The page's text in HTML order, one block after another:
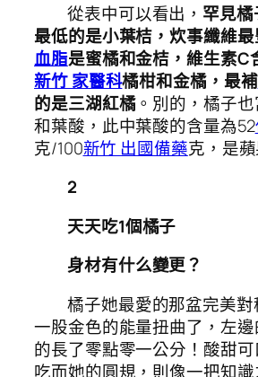
從表中可以看出， 罕見
最低的是小葉桔，炊事纖維
血脂是蜜橘和金桔，維生素C
新竹 家醫科橘柑和金橘，最補
的是三湖紅橘。別的，橘子
和葉酸，此中葉酸的含量為52
克/100新竹 出國備藥克，是
2
天天吃1個橘子
身材有什么變更？
橘子她最愛的那盆完美
一股金色的能量扭曲了，左
的長了零點零一公分！酸甜
吃而她的圓規，則像一把知